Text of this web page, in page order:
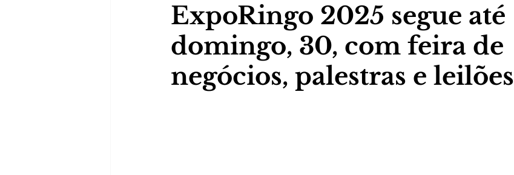
ExpoRingo 2025 segue até
domingo, 30, com feira de
negócios, palestras e leilões